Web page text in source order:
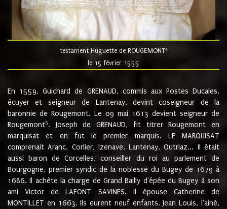
testament Huguette de ROUGEMONT4
le 15 février 1555
En 1559, Guichard de GRENAUD, commis aux Postes Ducales,
écuyer et seigneur de Lantenay, devint coseigneur de la
baronnie de Rougemont. Le 09 mai 1613 devient seigneur de
Rougemont5. Joseph de GRENAUD, fit titrer Rougemont en
marquisat et en fut le premier marquis. LE MARQUISAT
comprenait Aranc, Corlier, Izenave, Lantenay, Outriaz... Il était
aussi baron de Corcelles, conseiller du roi au parlement de
Bourgogne, premier syndic de la noblesse du Bugey de 1679 à
1686. Il achète la charge de Grand Bailly d'épée du Bugey à son
ami Victor de LAFONT SAVINES. Il épouse Catherine de
MONTILLET en 1663. Ils eurent neuf enfants. Jean Louis, l'ainé,